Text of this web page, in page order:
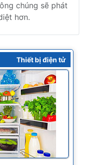
chúng sẽ phát
hơn.
Thiết bị điện tử